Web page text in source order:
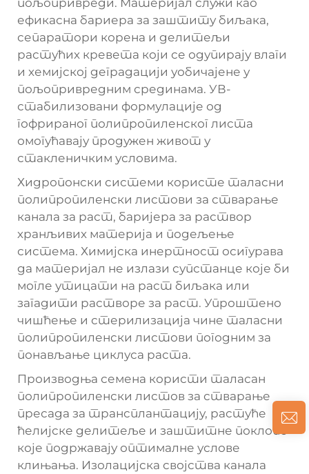
пољопривреди. Материјал служи као
ефикасна бариера за заштиту биљака,
сепаратори корена и делитељи
растућих кревета који се одупирају влаги
и хемијској деградацији уобичајене у
пољопривредним срединама. УВ-
стабилизовани формулације од
гофрираног полипропиленског листа
омогућавају продужен живот у
стакленичким условима.
Хидропонски системи користе таласни
полипропиленски листови за стварање
канала за раст, баријера за раствор
хранљивих материја и подељење
система. Химијска инертност осигурава
да материјал не излази супстанце које би
могле утицати на раст биљака или
загадити растворе за раст. Упроштено
чишћење и стерилизација чине таласни
полипропиленски листови погодним за
понављање циклуса раста.
Производња семена користи таласан
полипропиленски листов за стварање
пресада за трансплантацију, растуће
ћелијске делитеље и заштитне поклопе
које подржавају оптималне услове
клињања. Изолацијска својства канала